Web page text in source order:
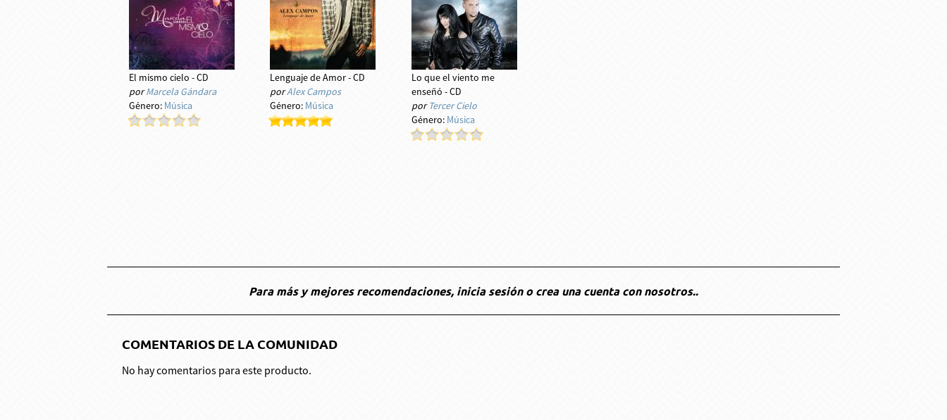
El mismo cielo - CD
porMarcela Gándara
Género: Música
Lenguaje de Amor - CD
porAlex Campos
Género: Música
Lo que el viento me
enseñó - CD
porTercer Cielo
Género: Música
Para más y mejores recomendaciones, inicia sesión o crea una cuenta con nosotros..
COMENTARIOS DE LA COMUNIDAD
No hay comentarios para este producto.